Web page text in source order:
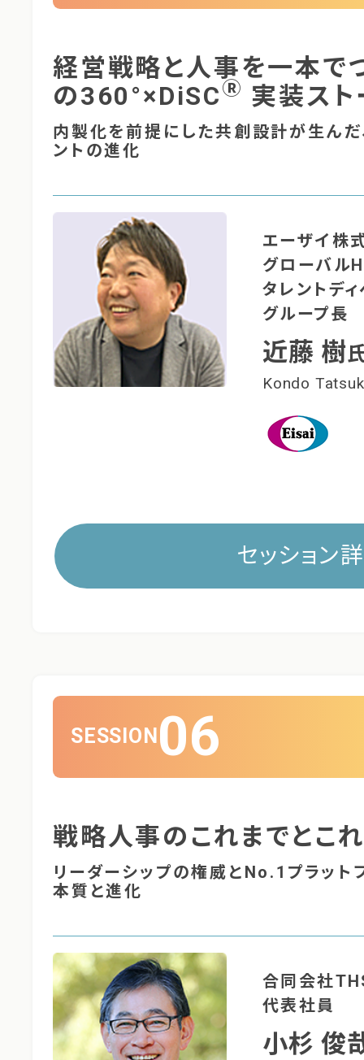
経営戦略と人事を一本で
の360°×DiSCⓇ 実装スト
内製化を前提にした共創設計が生んだ
ントの進化
エーザイ株
グローバル
タレントデ
グループ長
近藤 樹
Kondo
セッション
SESSION 06
戦略人事のこれまでとこ
リーダーシップの権威とNo.1プラット
本質と進化
合同会社
代表社員
小杉 俊